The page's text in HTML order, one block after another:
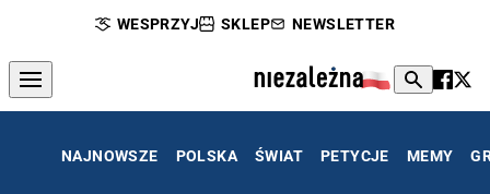
WESPRZYJ SKLEP NEWSLETTER
NAJNOWSZE POLSKA ŚWIAT PETYCJE MEMY